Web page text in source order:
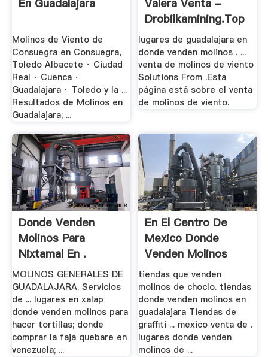
En Guadalajara
Molinos de Viento de
Consuegra en Consuegra,
Toledo Albacete · Ciudad
Real · Cuenca ·
Guadalajara · Toledo y la ...
Resultados de Molinos en
Guadalajara; ...
Valera Venta -
Drobilkamining.top
lugares de guadalajara en
donde venden molinos . ...
venta de molinos de viento
Solutions From .Esta
página está sobre el venta
de molinos de viento.
Donde Venden
Molinos Para
Nixtamal En .
MOLINOS GENERALES DE
GUADALAJARA. Servicios
de ... lugares en xalap
donde venden molinos para
hacer tortillas; donde
comprar la faja quebare en
venezuela; ...
En El Centro De
Mexico Donde
Venden Molinos
tiendas que venden
molinos de choclo. tiendas
donde venden molinos en
guadalajara Tiendas de
graffiti ... mexico venta de .
lugares donde venden
molinos de ...